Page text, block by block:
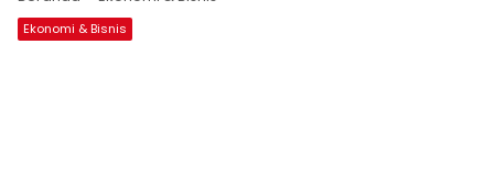
Ekonomi & Bisnis